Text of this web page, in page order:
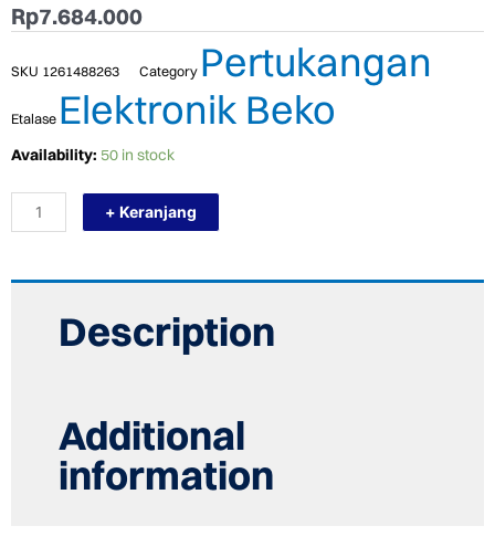
Rp7.684.000
SKU 1261488263 Category Pertukangan
Etalase Elektronik Beko
Availability: 50 in stock
TERMURAH
RDNT440I50VZS
KULKAS
2
+ Keranjang
Description
Additional
information